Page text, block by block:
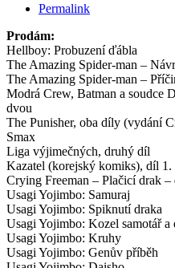
Permalink
Prodám:
Hellboy: Probuzení ďábla
The Amazing Spider-man –
The Amazing Spider-man –
Modrá Crew, Batman a soudce
dvou
The Punisher, oba díly (vydání
Smax
Liga výjimečných, druhý díl
Kazatel (korejský komiks), díl 1.
Crying Freeman – Plačicí drak
Usagi Yojimbo: Samuraj
Usagi Yojimbo: Spiknutí draka
Usagi Yojimbo: Kozel samotář a
Usagi Yojimbo: Kruhy
Usagi Yojimbo: Genův příběh